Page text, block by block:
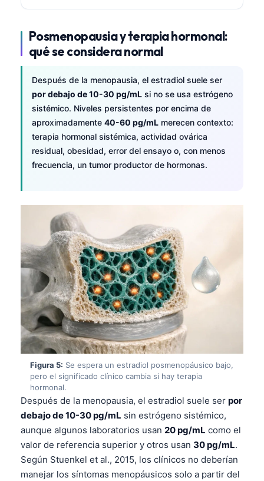
Posmenopausia y terapia hormonal:
qué se considera normal
Después de la menopausia, el estradiol suele ser
por debajo de 10-30 pg/mL si no se usa estrógeno
sistémico. Niveles persistentes por encima de
aproximadamente 40-60 pg/mL merecen contexto:
terapia hormonal sistémica, actividad ovárica
residual, obesidad, error del ensayo o, con menos
frecuencia, un tumor productor de hormonas.
Figura 5: Se espera un estradiol posmenopáusico bajo,
pero el significado clínico cambia si hay terapia
hormonal.
Después de la menopausia, el estradiol suele ser por
debajo de 10-30 pg/mL sin estrógeno sistémico,
aunque algunos laboratorios usan 20 pg/mL como el
valor de referencia superior y otros usan 30 pg/mL.
Según Stuenkel et al., 2015, los clínicos no deberían
manejar los síntomas menopáusicos solo a partir del
Tiếng Việt
Tagalog
ไทย
ဗမာစာ
ភាសាខ្មែរ
Kiswahili
አማርኛ
Українська
O‘zbekcha
Català
Қазақ тілі
Suomi
Hrvatski
Slovenčina
سنڌي
සිංහල
অসমীয়া
Galego
Latviešu valoda
Euskara